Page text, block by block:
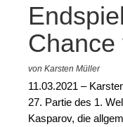
Chance
von Karsten Müller
11.03.2021 –
27. Partie des 1.
Kasparov, die